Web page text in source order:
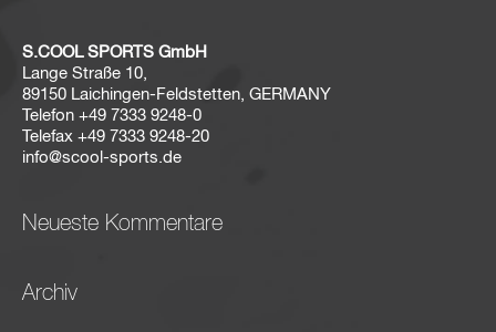
S.COOL SPORTS GmbH
Lange Straße 10,
89150 Laichingen-Feldstetten, GERMANY
Telefon +49 7333 9248-0
Telefax +49 7333 9248-20
info@scool-sports.de
Neueste Kommentare
Archiv